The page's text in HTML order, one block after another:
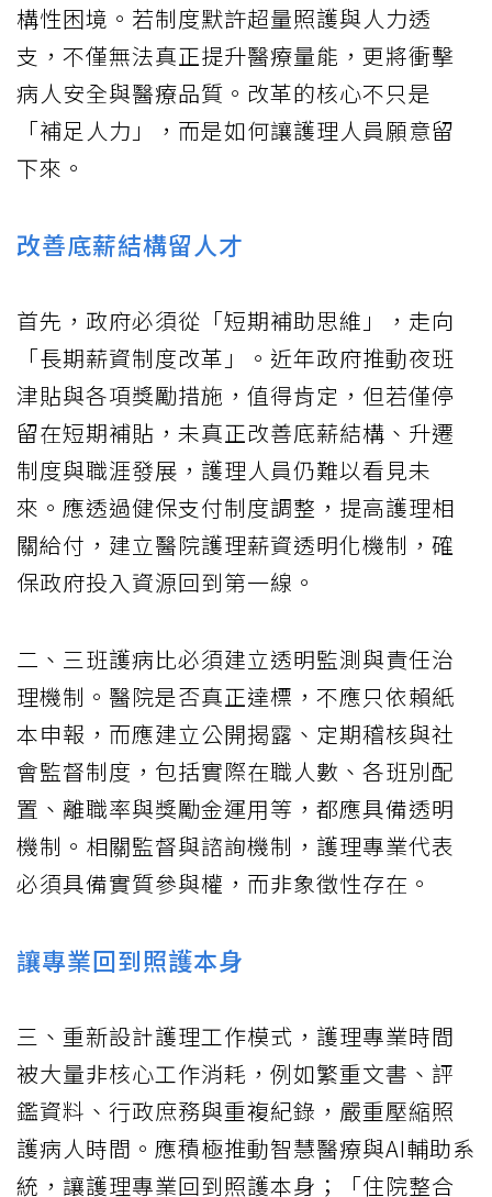
構性困境。若制度默許超量照護與人力透
支，不僅無法真正提升醫療量能，更將衝擊
病人安全與醫療品質。改革的核心不只是
「補足人力」，而是如何讓護理人員願意留
下來。
改善底薪結構留人才
首先，政府必須從「短期補助思維」，走向
「長期薪資制度改革」。近年政府推動夜班
津貼與各項獎勵措施，值得肯定，但若僅停
留在短期補貼，未真正改善底薪結構、升遷
制度與職涯發展，護理人員仍難以看見未
來。應透過健保支付制度調整，提高護理相
關給付，建立醫院護理薪資透明化機制，確
保政府投入資源回到第一線。
二、三班護病比必須建立透明監測與責任治
理機制。醫院是否真正達標，不應只依賴紙
本申報，而應建立公開揭露、定期稽核與社
會監督制度，包括實際在職人數、各班別配
置、離職率與獎勵金運用等，都應具備透明
機制。相關監督與諮詢機制，護理專業代表
必須具備實質參與權，而非象徵性存在。
讓專業回到照護本身
三、重新設計護理工作模式，護理專業時間
被大量非核心工作消耗，例如繁重文書、評
鑑資料、行政庶務與重複紀錄，嚴重壓縮照
護病人時間。應積極推動智慧醫療與AI輔助系
統，讓護理專業回到照護本身；「住院整合